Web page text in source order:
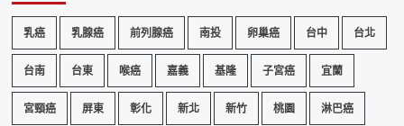
乳癌 乳腺癌 前列腺癌 南投 卵巢癌 台中 台北
台南 台東 喉癌 嘉義 基隆 子宮癌 宜蘭
宮頸癌 屏東 彰化 新北 新竹 桃園 淋巴癌